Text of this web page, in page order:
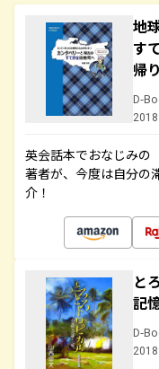
地
す
帰
D-
英会話本でおなじみの
著者が、今度は自分の
介！
と
記
D-